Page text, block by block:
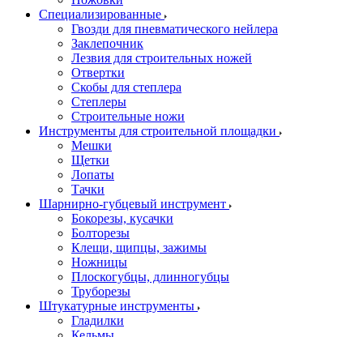
Специализированные
Гвозди для пневматического нейлера
Заклепочник
Лезвия для строительных ножей
Отвертки
Скобы для степлера
Степлеры
Строительные ножи
Инструменты для строительной площадки
Мешки
Щетки
Лопаты
Тачки
Шарнирно-губцевый инструмент
Бокорезы, кусачки
Болторезы
Клещи, щипцы, зажимы
Ножницы
Плоскогубцы, длинногубцы
Труборезы
Штукатурные инструменты
Гладилки